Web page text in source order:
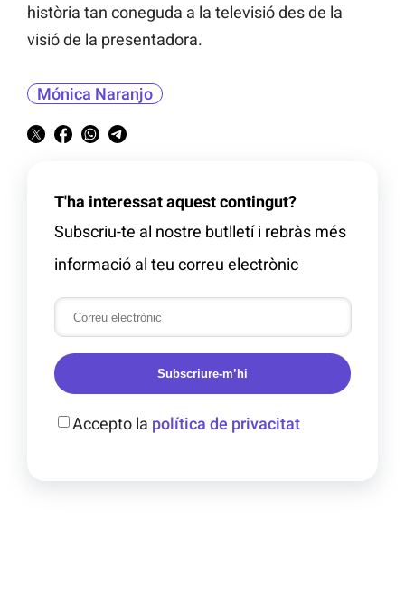
història tan coneguda a la televisió des de la
visió de la presentadora.
Mónica Naranjo
T'ha interessat aquest contingut?
Subscriu-te al nostre butlletí i rebràs més
informació al teu correu electrònic
Subscriure-m’hi
Accepto la política de privacitat